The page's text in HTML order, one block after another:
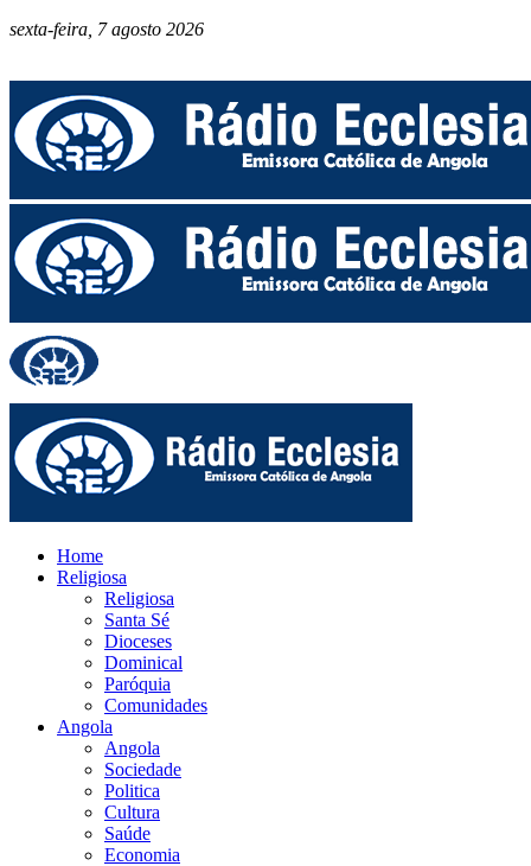
sexta-feira, 7 agosto 2026
Home
Religiosa
Religiosa
Santa Sé
Dioceses
Dominical
Paróquia
Comunidades
Angola
Angola
Sociedade
Politica
Cultura
Saúde
Economia